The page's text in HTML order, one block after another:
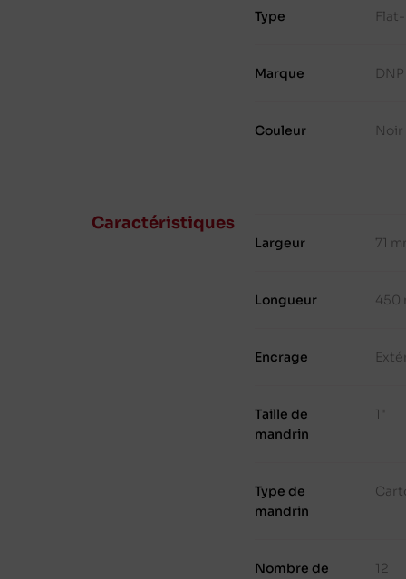
Type
Marque DNP
Couleur Noir
Caractéristiques
Largeur 71
Longueur 450
Encrage
Taille de
mandrin
1"
Type de
mandrin
Nombre de
12